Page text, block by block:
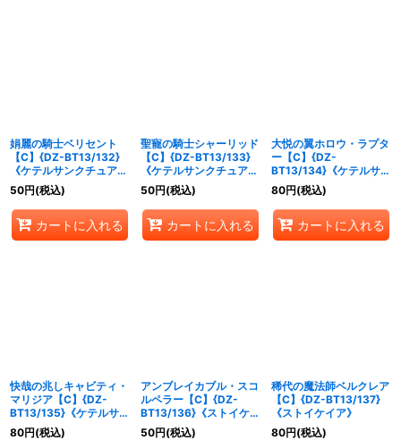
娟麗の騎士ベリセント
【C】{DZ-BT13/132}
《ケテルサンクチュア
リ》
50円(税込)
カートに入れる
聖寵の騎士シャーリッド
【C】{DZ-BT13/133}
《ケテルサンクチュア
リ》
50円(税込)
カートに入れる
大悦の翼ホロウ・ラプタ
ー【C】{DZ-
BT13/134}《ケテルサン
クチュアリ》
80円(税込)
カートに入れる
快哉の兆しキャビティ・
マリジア【C】{DZ-
BT13/135}《ケテルサン
クチュアリ》
80円(税込)
アンブレイカブル・スコ
ルペラー【C】{DZ-
BT13/136}《ストイケイ
ア》
50円(税込)
稀代の魔法師ベルクレア
【C】{DZ-BT13/137}
《ストイケイア》
80円(税込)